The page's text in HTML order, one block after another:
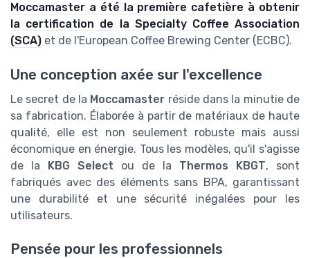
Moccamaster a été la première cafetière à obtenir
la certification de la Specialty Coffee Association
(SCA) et de l'European Coffee Brewing Center (ECBC).
Une conception axée sur l'excellence
Le secret de la Moccamaster réside dans la minutie de
sa fabrication. Élaborée à partir de matériaux de haute
qualité, elle est non seulement robuste mais aussi
économique en énergie. Tous les modèles, qu'il s'agisse
de la KBG Select ou de la Thermos KBGT, sont
fabriqués avec des éléments sans BPA, garantissant
une durabilité et une sécurité inégalées pour les
utilisateurs.
Pensée pour les professionnels